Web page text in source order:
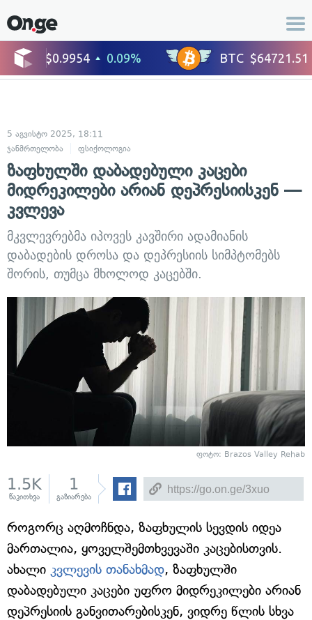
5 აგვისტო 2025, 18:11
ჯანმრთელობა
ფსიქოლოგია
ზაფხულში დაბადებული კაცები
მიდრეკილები არიან დეპრესიისკენ —
კვლევა
მკვლევრებმა იპოვეს კავშირი ადამიანის
დაბადების დროსა და დეპრესიის სიმპტომებს
შორის, თუმცა მხოლოდ კაცებში.
ფოტო: Brazos Valley Rehab
1.5K
წაკითხვა
1
გაზიარება
როგორც აღმოჩნდა, ზაფხულის სევდის იდეა
მართალია, ყოველშემთხვევაში კაცებისთვის.
ახალი კვლევის თანახმად, ზაფხულში
დაბადებული კაცები უფრო მიდრეკილები არიან
დეპრესიის განვითარებისკენ, ვიდრე წლის სხვა